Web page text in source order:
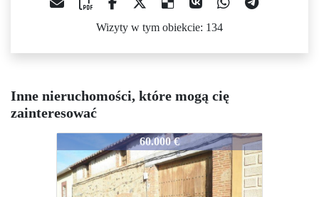
Wizyty w tym obiekcie: 134
Inne nieruchomości, które mogą cię
zainteresować
60.000 € 45.700 €